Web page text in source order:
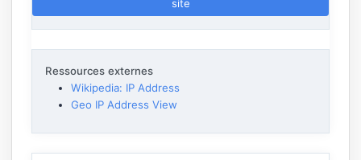
site
Ressources externes
Wikipedia: IP Address
Geo IP Address View